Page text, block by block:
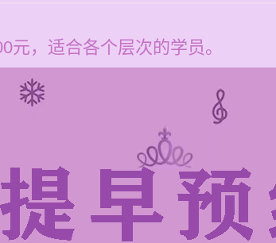
，适合各个层次的学员。